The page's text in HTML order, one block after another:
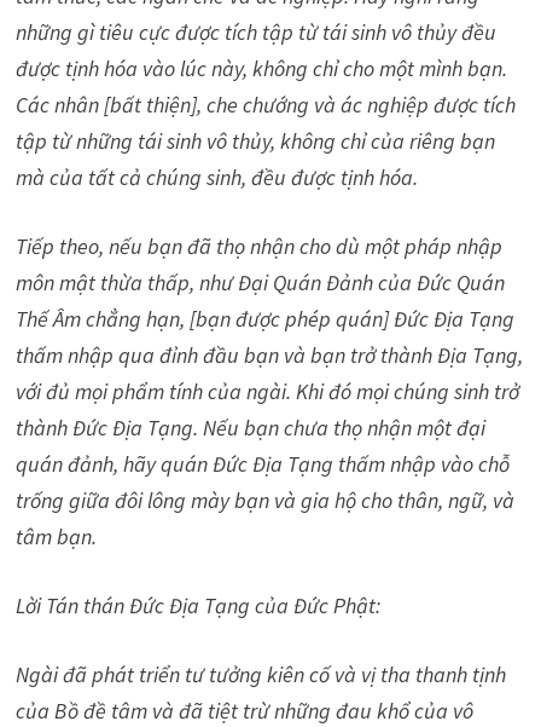
những gì tiêu cực được tích tập từ tái sinh vô thủy đều
được tịnh hóa vào lúc này, không chỉ cho một mình bạn.
Các nhân [bất thiện], che chướng và ác nghiệp được tích
tập từ những tái sinh vô thủy, không chỉ của riêng bạn
mà của tất cả chúng sinh, đều được tịnh hóa.
Tiếp theo, nếu bạn đã thọ nhận cho dù một pháp nhập
môn mật thừa thấp, như Đại Quán Đảnh của Đức Quán
Thế Âm chẳng hạn, [bạn được phép quán] Đức Địa Tạng
thấm nhập qua đỉnh đầu bạn và bạn trở thành Địa Tạng,
với đủ mọi phẩm tính của ngài. Khi đó mọi chúng sinh trở
thành Đức Địa Tạng. Nếu bạn chưa thọ nhận một đại
quán đảnh, hãy quán Đức Địa Tạng thấm nhập vào chỗ
trống giữa đôi lông mày bạn và gia hộ cho thân, ngữ, và
tâm bạn.
Lời Tán thán Đức Địa Tạng của Đức Phật:
Ngài đã phát triển tư tưởng kiên cố và vị tha thanh tịnh
của Bồ đề tâm và đã tiệt trừ những đau khổ của vô